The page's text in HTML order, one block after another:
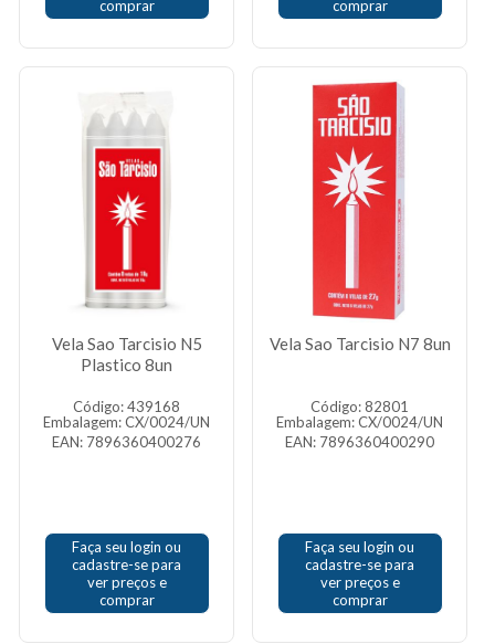
comprar
comprar
Vela Sao Tarcisio N5
Plastico 8un
Código: 439168
Embalagem: CX/0024/UN
EAN: 7896360400276
Faça seu login ou
cadastre-se para
ver preços e
comprar
Vela Sao Tarcisio N7 8un
Código: 82801
Embalagem: CX/0024/UN
EAN: 7896360400290
Faça seu login ou
cadastre-se para
ver preços e
comprar